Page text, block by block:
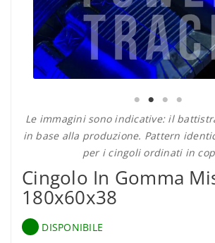
Le immagini sono indicative: il
in base alla produzione. Pattern
per i cingoli ordinati in
Cingolo In Gomma
180x60x38
DISPONIBILE